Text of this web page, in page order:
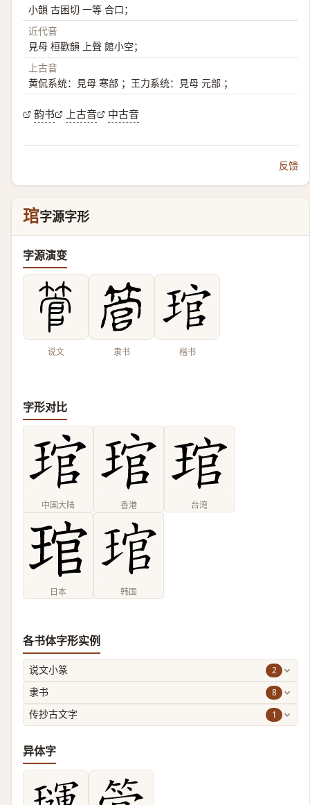
小韻 古困切 一等 合口；
近代音
見母 桓歡韻 上聲 館小空；
上古音
黄侃系统：見母 寒部 ；王力系统：見母 元部 ；
韵书 上古音 中古音
反馈
琯字源字形
字源演变
说文 隶书 楷书
字形对比
中国大陆 香港 台湾
日本 韩国
各书体字形实例
说文小篆 2
隶书 8
传抄古文字 1
异体字